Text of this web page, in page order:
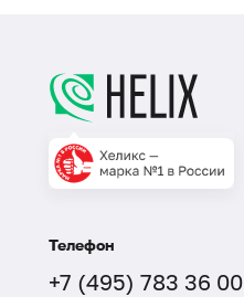
Телефон
+7 (495) 783 36 00